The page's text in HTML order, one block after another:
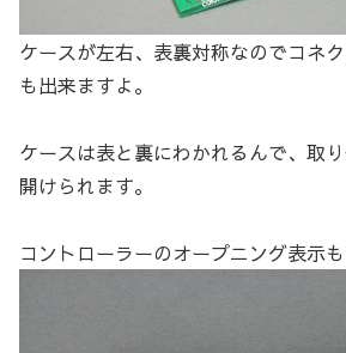
ケースが左右、表裏対称なのでコネ
も出来ますよ。
ケースは表と裏にわかれるんで、取
開けられます。
コントローラーのオープニング表示